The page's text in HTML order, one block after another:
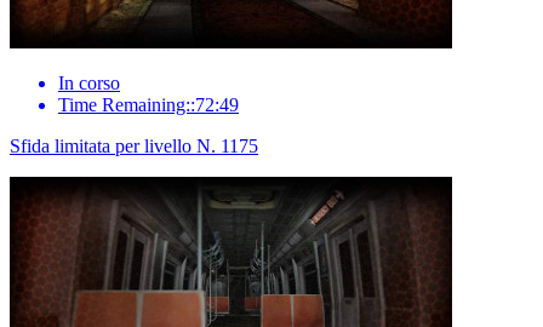
In corso
Time Remaining::72:49
Sfida limitata per livello N. 1175